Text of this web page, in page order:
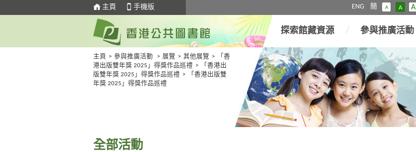
主頁 手機版 ENG 簡 A A A
探索館藏資源 參與推廣活動
主頁 > 參與推廣活動 > 展覽 > 其他展覽 >
「香
港出版雙年獎 2025」得獎作品巡禮 >
「香港出
版雙年獎 2025」得獎作品巡禮 >
「香港出版雙
年獎 2025」得獎作品巡禮
全部活動